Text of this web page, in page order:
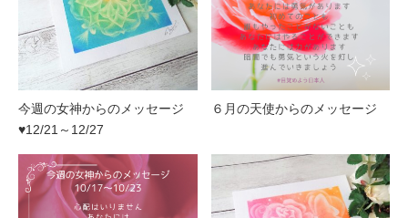
今週の女神からのメッセージ
♥12/21～12/27
６月の天使からのメッセージ